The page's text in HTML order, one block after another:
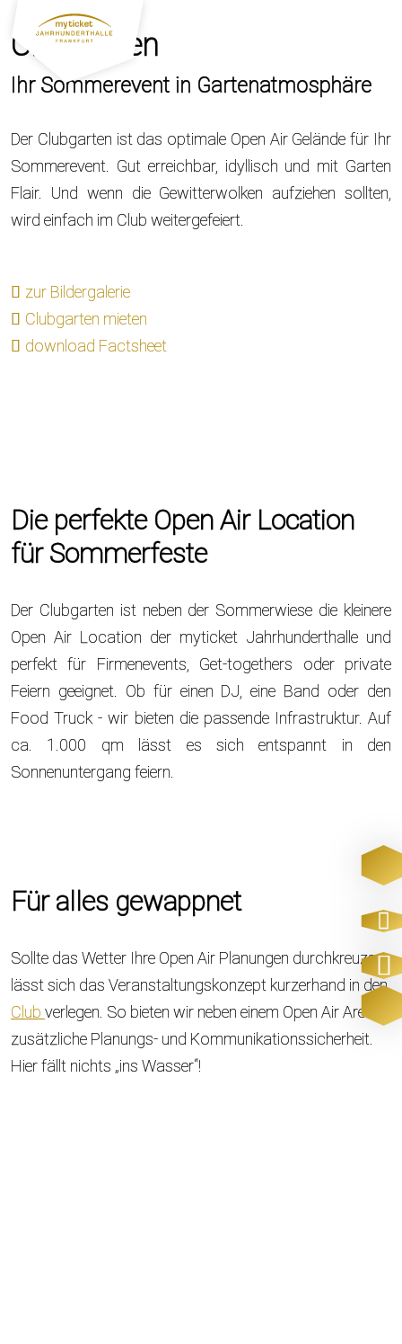
Clubgarten
Ihr Sommerevent in Gartenatmosphäre
Der Clubgarten ist das optimale Open Air Gelände für Ihr
Sommerevent. Gut erreichbar, idyllisch und mit Garten
Flair. Und wenn die Gewitterwolken aufziehen sollten,
wird einfach im Club weitergefeiert.
zur Bildergalerie
Clubgarten mieten
download Factsheet
Die perfekte Open Air Location
für Sommerfeste
Der Clubgarten ist neben der Sommerwiese die kleinere
Open Air Location der myticket Jahrhunderthalle und
perfekt für Firmenevents, Get-togethers oder private
Feiern geeignet. Ob für einen DJ, eine Band oder den
Food Truck - wir bieten die passende Infrastruktur. Auf
ca. 1.000 qm lässt es sich entspannt in den
Sonnenuntergang feiern.
Für alles gewappnet
Sollte das Wetter Ihre Open Air Planungen durchkreuzen,
lässt sich das Veranstaltungskonzept kurzerhand in den
Club verlegen. So bieten wir neben einem Open Air Areal
zusätzliche Planungs- und Kommunikationssicherheit.
Hier fällt nichts „ins Wasser“!